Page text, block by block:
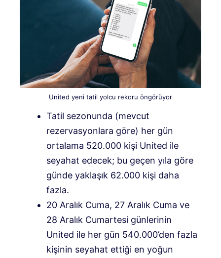
United yeni tatil yolcu rekoru öngörüyor
Tatil sezonunda (mevcut
rezervasyonlara göre) her gün
ortalama 520.000 kişi United ile
seyahat edecek; bu geçen yıla göre
günde yaklaşık 62.000 kişi daha
fazla.
20 Aralık Cuma, 27 Aralık Cuma ve
28 Aralık Cumartesi günlerinin
United ile her gün 540.000’den fazla
kişinin seyahat ettiği en yoğun